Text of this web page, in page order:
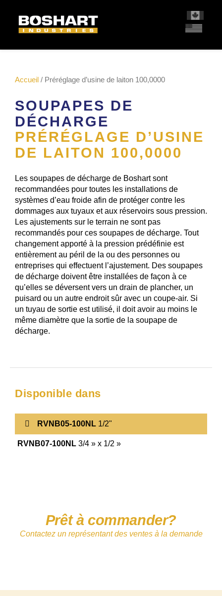
Accueil / Préréglage d’usine de laiton 100,0000
SOUPAPES DE
DÉCHARGE
PRÉRÉGLAGE D’USINE
DE LAITON 100,0000
Les soupapes de décharge de Boshart sont
recommandées pour toutes les installations de
systèmes d’eau froide afin de protéger contre les
dommages aux tuyaux et aux réservoirs sous pression.
Les ajustements sur le terrain ne sont pas
recommandés pour ces soupapes de décharge. Tout
changement apporté à la pression prédéfinie est
entièrement au péril de la ou des personnes ou
entreprises qui effectuent l’ajustement. Des soupapes
de décharge doivent être installées de façon à ce
qu’elles se déversent vers un drain de plancher, un
puisard ou un autre endroit sûr avec un coupe-air. Si
un tuyau de sortie est utilisé, il doit avoir au moins le
même diamètre que la sortie de la soupape de
décharge.
Disponible dans
RVNB05-100NL 1/2"
RVNB07-100NL 3/4 » x 1/2 »
Prêt à commander?
Contactez un représentant des ventes à la demande